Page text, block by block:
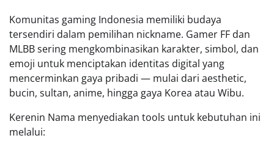
Komunitas gaming Indonesia memiliki budaya
tersendiri dalam pemilihan nickname. Gamer FF dan
MLBB sering mengkombinasikan karakter, simbol, dan
emoji untuk menciptakan identitas digital yang
mencerminkan gaya pribadi — mulai dari aesthetic,
bucin, sultan, anime, hingga gaya Korea atau Wibu.
Kerenin Nama menyediakan tools untuk kebutuhan ini
melalui: